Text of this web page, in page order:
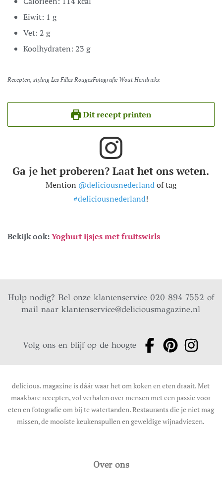
Eiwit: 1 g
Vet: 2 g
Koolhydraten: 23 g
Recepten, styling Les Filles RougesFotografie Wout Hendrickx
Dit recept printen
Ga je het proberen? Laat het ons weten.
Mention @deliciousnederlandof tag
#deliciousnederland!
Bekijk ook:Yoghurt ijsjes met fruitswirls
Hulp nodig? Bel onze klantenservice 020 894 7552 of
mail naarklantenservice@deliciousmagazine.nl
Volg ons en blijf op de hoogte
delicious. magazine is dáár waar het om koken en eten draait. Met
maakbare recepten, vol verhalen over mensen met een passie voor
eten en fotografie om bij te watertanden. Restaurants die je niet mag
missen, de mooiste keukenspullen en geweldige wijnadviezen.
Over ons